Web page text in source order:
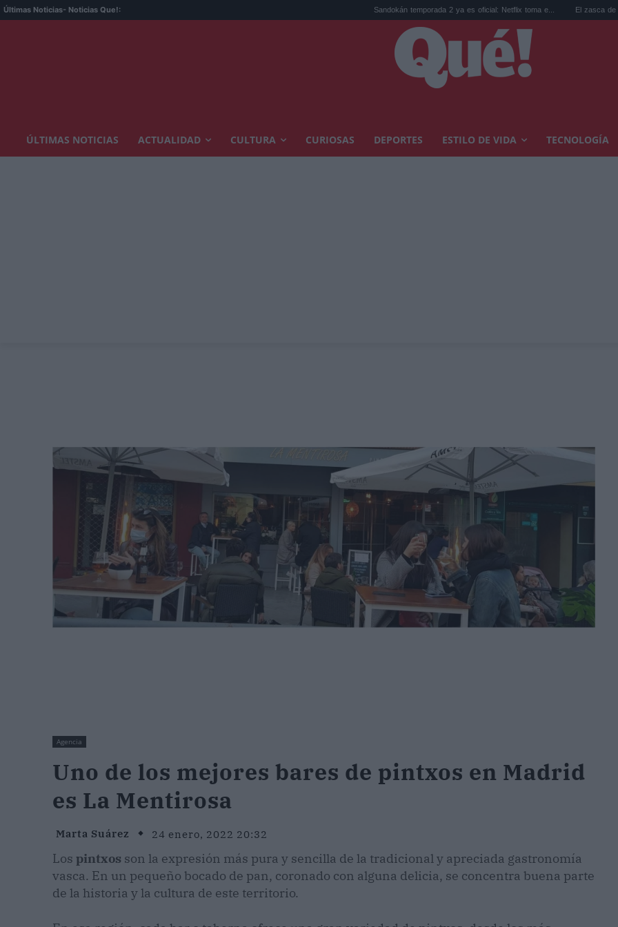
Últimas Noticias- Noticias Que!: Sandokán temporada 2 ya es oficial: Netflix toma e... El zasca de Cristina
ÚLTIMAS NOTICIAS ACTUALIDAD CULTURA CURIOSAS DEPORTES ESTILO DE VIDA TECNOLOGÍA
Agencia
Uno de los mejores bares de pintxos en Madrid
es La Mentirosa
Marta Suárez 24 enero, 2022 20:32
Los pintxos son la expresión más pura y sencilla de la tradicional y apreciada gastronomía
vasca. En un pequeño bocado de pan, coronado con alguna delicia, se concentra buena parte
de la historia y la cultura de este territorio.